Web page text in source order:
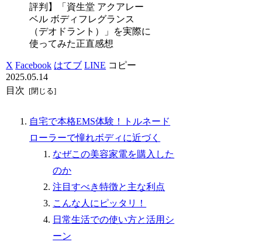
評判】「資生堂 アクアレー
ベル ボディフレグランス
（デオドラント）」を実際に
使ってみた正直感想
X Facebook はてブ LINE コピー
2025.05.14
目次
自宅で本格EMS体験！トルネード
ローラーで憧れボディに近づく
なぜこの美容家電を購入した
のか
注目すべき特徴と主な利点
こんな人にピッタリ！
日常生活での使い方と活用シ
ーン